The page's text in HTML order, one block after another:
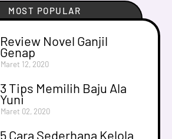
MOST POPULAR
Review Novel Ganjil
Genap
Maret 12, 2020
3 Tips Memilih Baju Ala
Yuni
Maret 02, 2020
5 Cara Sederhana Kelola